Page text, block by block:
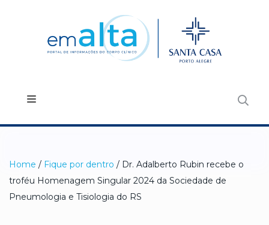
Home / Fique por dentro / Dr. Adalberto Rubin recebe o
troféu Homenagem Singular 2024 da Sociedade de
Pneumologia e Tisiologia do RS